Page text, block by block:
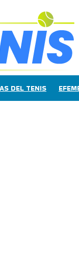
DEL TENIS